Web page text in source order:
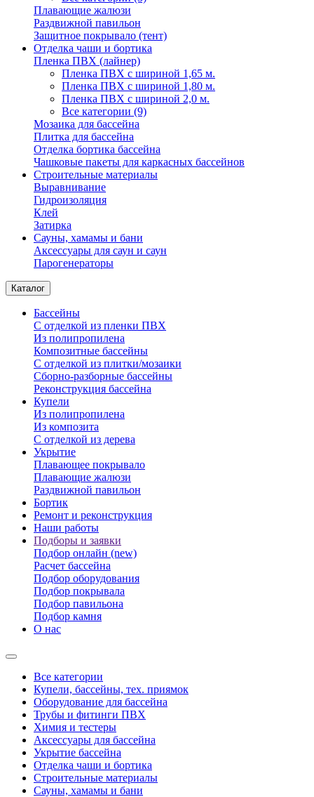
Плавающие жалюзи
Раздвижной павильон
Защитное покрывало (тент)
Отделка чаши и бортика
Пленка ПВХ (лайнер)
Пленка ПВХ с шириной 1,65 м.
Пленка ПВХ с шириной 1,80 м.
Пленка ПВХ с шириной 2,0 м.
Все категории (9)
Мозаика для бассейна
Плитка для бассейна
Отделка бортика бассейна
Чашковые пакеты для каркасных бассейнов
Строительные материалы
Выравнивание
Гидроизоляция
Клей
Затирка
Сауны, хамамы и бани
Аксессуары для саун и саун
Парогенераторы
Каталог
Бассейны
С отделкой из пленки ПВХ
Из полипропилена
Композитные бассейны
С отделкой из плитки/мозаики
Сборно-разборные бассейны
Реконструкция бассейна
Купели
Из полипропилена
Из композита
С отделкой из дерева
Укрытие
Плавающее покрывало
Плавающие жалюзи
Раздвижной павильон
Бортик
Ремонт и реконструкция
Наши работы
Подборы и заявки
Подбор онлайн (new)
Расчет бассейна
Подбор оборудования
Подбор покрывала
Подбор павильона
Подбор камня
О нас
Все категории
Купели, бассейны, тех. приямок
Оборудование для бассейна
Трубы и фитинги ПВХ
Химия и тестеры
Аксессуары для бассейна
Укрытие бассейна
Отделка чаши и бортика
Строительные материалы
Сауны, хамамы и бани